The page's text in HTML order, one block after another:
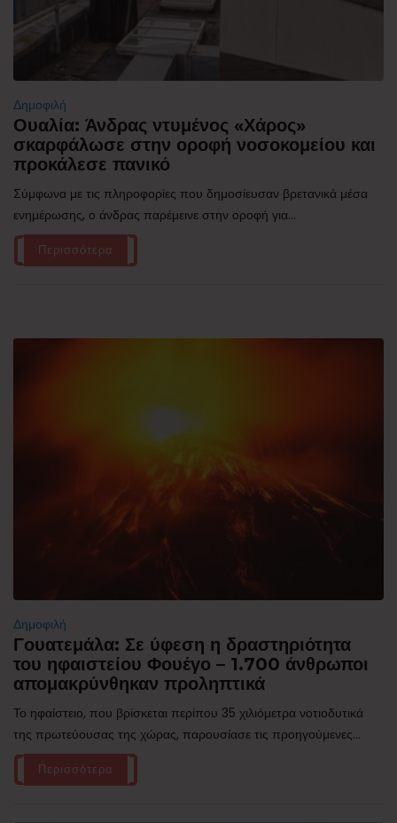
Δημοφιλή
Ουαλία: Άνδρας ντυμένος «Χάρος»
σκαρφάλωσε στην οροφή νοσοκομείου και
προκάλεσε πανικό
Σύμφωνα με τις πληροφορίες που δημοσίευσαν βρετανικά μέσα
ενημέρωσης, ο άνδρας παρέμεινε στην οροφή για...
Περισσότερα
Δημοφιλή
Γουατεμάλα: Σε ύφεση η δραστηριότητα
του ηφαιστείου Φουέγο – 1.700 άνθρωποι
απομακρύνθηκαν προληπτικά
Το ηφαίστειο, που βρίσκεται περίπου 35 χιλιόμετρα νοτιοδυτικά
της πρωτεύουσας της χώρας, παρουσίασε τις προηγούμενες...
Περισσότερα